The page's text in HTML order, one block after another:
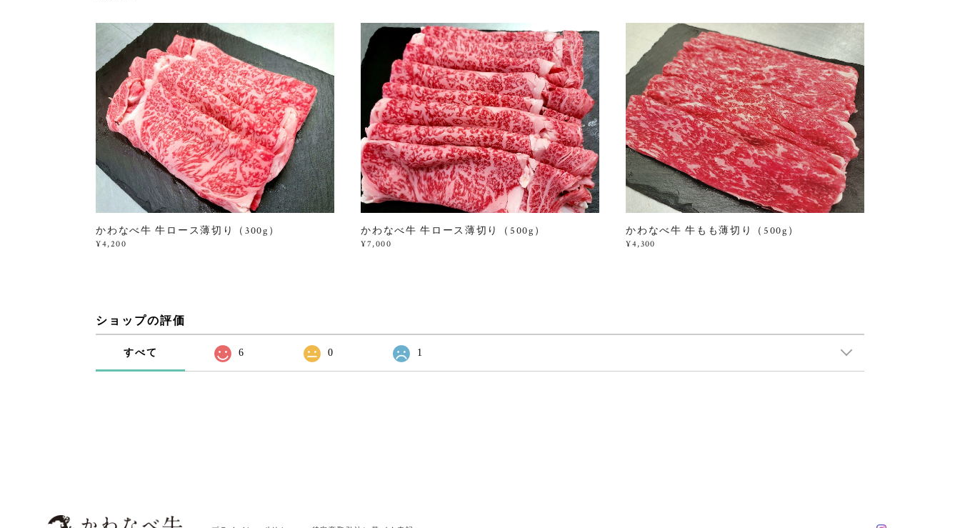
かわなべ牛 牛ロース薄切り（300g）
¥4,200
かわなべ牛 牛ロース薄切り（500g）
¥7,000
かわなべ牛 牛もも薄切り（500g）
¥4,300
ショップの評価
すべて 6 0 1